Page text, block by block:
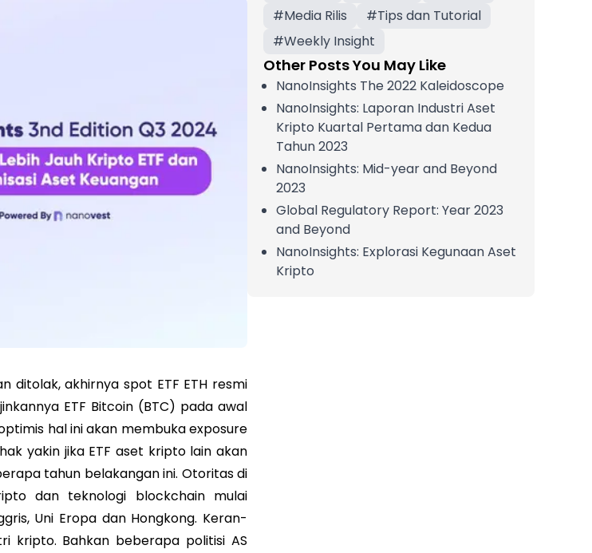
akhirnya spot ETF ETH resmi
ETF Bitcoin (BTC) pada awal
hal ini akan membuka exposure
yakin jika ETF aset kripto lain akan
tahun belakangan ini. Otoritas di
dan teknologi blockchain mulai
Uni Eropa dan Hongkong. Keran-
kripto. Bahkan beberapa politisi AS
#Media Rilis #Tips dan Tutorial
#Weekly Insight
Other Posts You May Like
NanoInsights The 2022 Kaleidoscope
NanoInsights: Laporan Industri Aset
Kripto Kuartal Pertama dan Kedua
Tahun 2023
NanoInsights: Mid-year and Beyond
2023
Global Regulatory Report: Year 2023
and Beyond
NanoInsights: Explorasi Kegunaan Aset
Kripto